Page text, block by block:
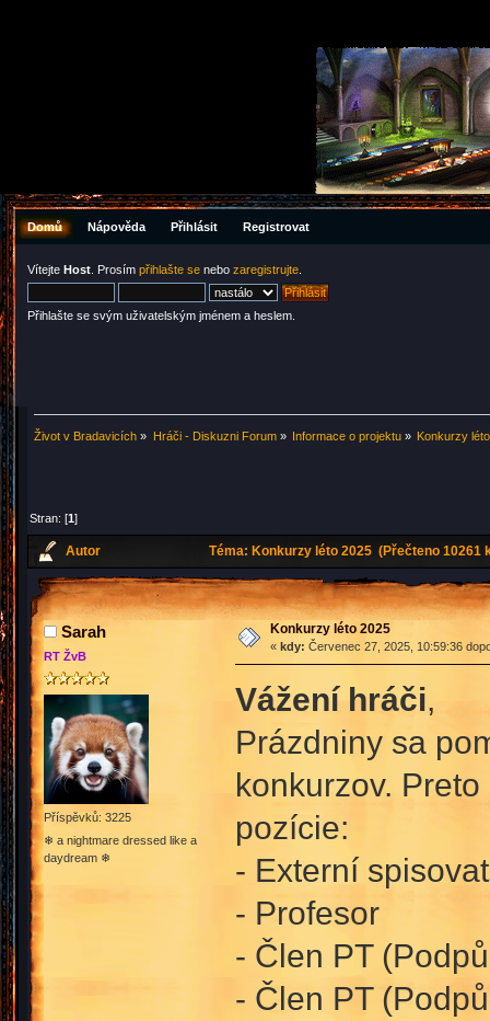
Domů Nápověda Přihlásit Registrovat
Vítejte Host . Prosím přihlašte se nebo zaregistrujte
Přihlašte se svým uživatelským jménem a heslem.
Život v Bradavicích » Hráči - Diskuzni Forum» Informace o projektu» Konkurzy
Stran: [1]
Autor Téma: Konkurzy léto 2025 (Přečteno 10261
Sarah
RT ŽvB
Příspěvků: 3225
❄ a nightmare dressed like a
daydream ❄
Konkurzy léto 2025
« kdy: Červenec 27, 2025, 10:59:36
Vážení hráči,
Prázdniny sa
konkurzov.
pozície:
- Externí
- Profesor
- Člen PT
- Člen PT